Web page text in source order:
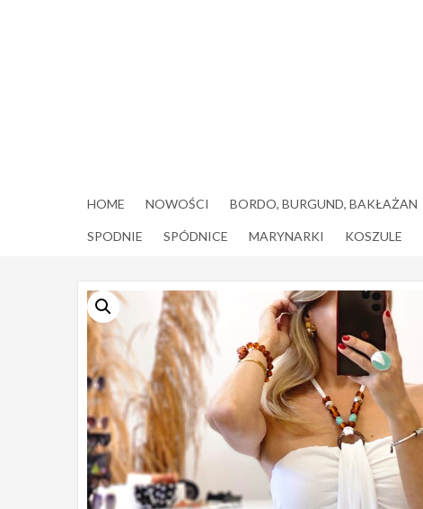
HOME NOWOŚCI BORDO, BURGUND, BAKŁAŻAN
SPODNIE SPÓDNICE MARYNARKI KOSZULE